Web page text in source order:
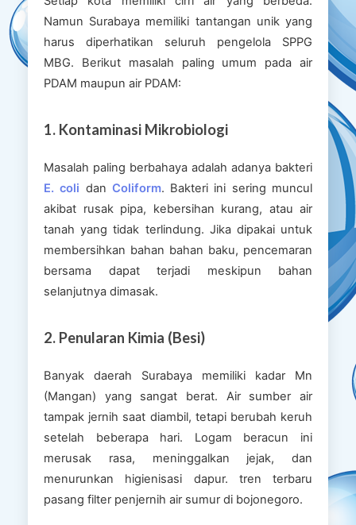
Namun Surabaya memiliki tantangan unik yang
harus diperhatikan seluruh pengelola SPPG
MBG. Berikut masalah paling umum pada air
PDAM maupun air PDAM:
1. Kontaminasi Mikrobiologi
Masalah paling berbahaya adalah adanya bakteri
E. coli dan Coliform. Bakteri ini sering muncul
akibat rusak pipa, kebersihan kurang, atau air
tanah yang tidak terlindung. Jika dipakai untuk
membersihkan bahan bahan baku, pencemaran
bersama dapat terjadi meskipun bahan
selanjutnya dimasak.
2. Penularan Kimia (Besi)
Banyak daerah Surabaya memiliki kadar Mn
(Mangan) yang sangat berat. Air sumber air
tampak jernih saat diambil, tetapi berubah keruh
setelah beberapa hari. Logam beracun ini
merusak rasa, meninggalkan jejak, dan
menurunkan higienisasi dapur. tren terbaru
pasang filter penjernih air sumur di bojonegoro.